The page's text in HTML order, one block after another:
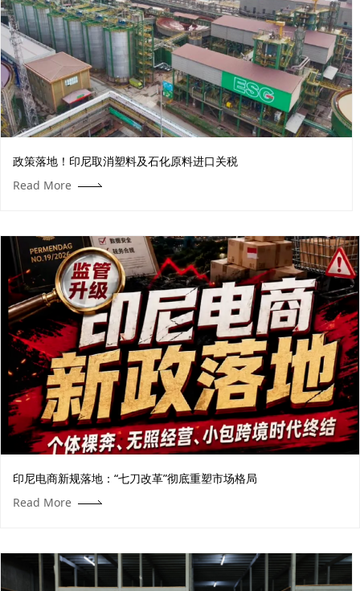
政策落地！印尼取消塑料及石化原料进口关税
Read More
印尼电商新规落地：“七刀改革”彻底重塑市场格局
Read More